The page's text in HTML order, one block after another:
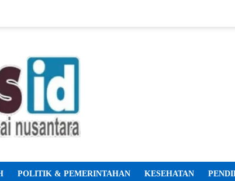
POLITIK & PEMERINTAHAN KESEHATAN